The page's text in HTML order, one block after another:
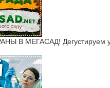
В МЕГАСАД! Дегустируем